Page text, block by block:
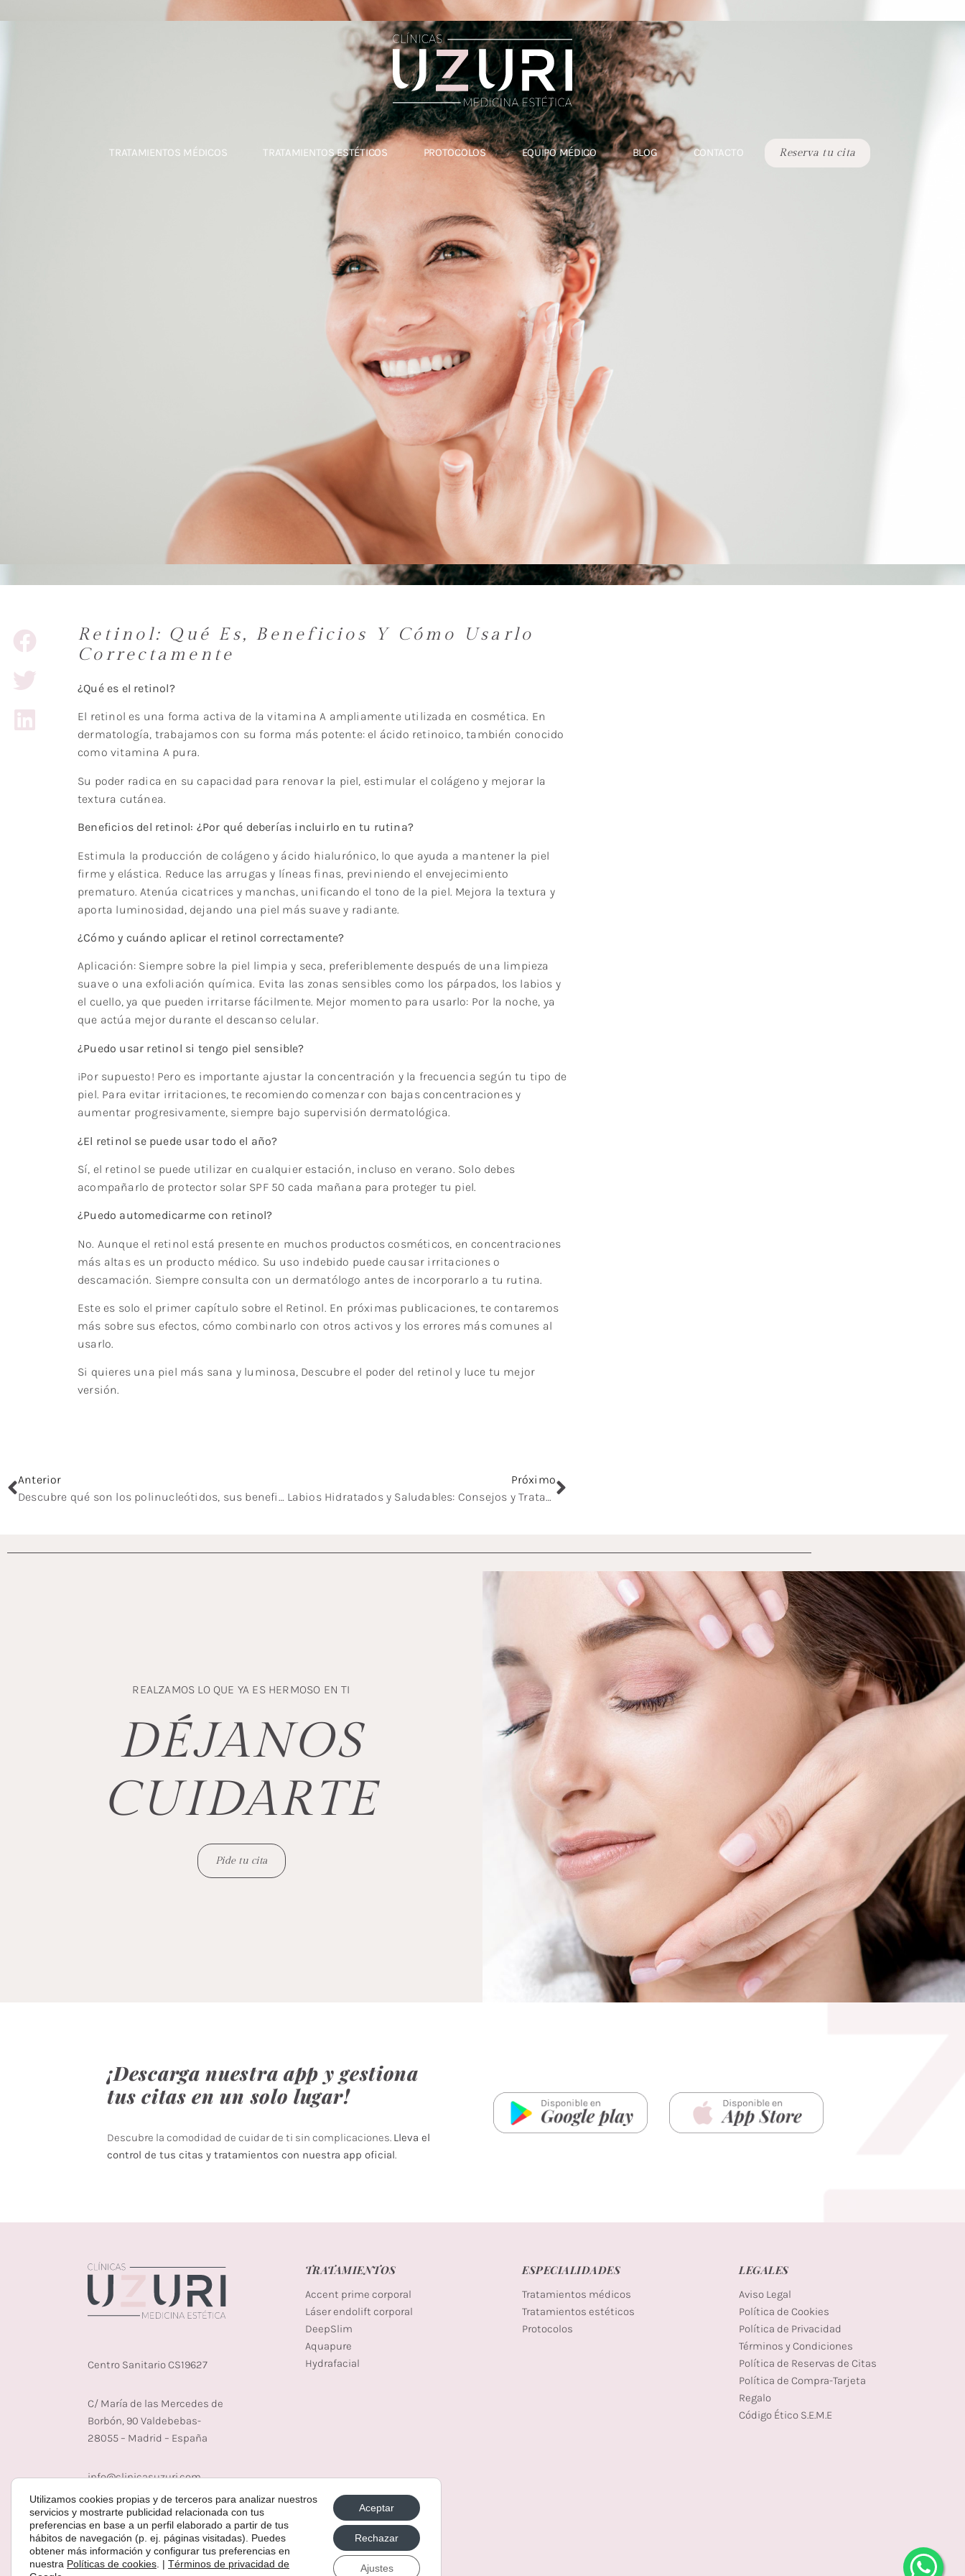
TRATAMIENTOS MÉDICOS TRATAMIENTOS ESTÉTICOS PROTOCOLOS EQUIPO MÉDICO BLOG CONTACTO Reserva tu cita
Retinol: Qué Es, Beneficios Y Cómo Usarlo
Correctamente
¿Qué es el retinol?
El retinol es una forma activa de la vitamina A ampliamente utilizada en cosmética. En
dermatología, trabajamos con su forma más potente: el ácido retinoico, también conocido
como vitamina A pura.
Su poder radica en su capacidad para renovar la piel, estimular el colágeno y mejorar la
textura cutánea.
Beneficios del retinol: ¿Por qué deberías incluirlo en tu rutina?
Estimula la producción de colágeno y ácido hialurónico, lo que ayuda a mantener la piel
firme y elástica. Reduce las arrugas y líneas finas, previniendo el envejecimiento
prematuro. Atenúa cicatrices y manchas, unificando el tono de la piel. Mejora la textura y
aporta luminosidad, dejando una piel más suave y radiante.
¿Cómo y cuándo aplicar el retinol correctamente?
Aplicación: Siempre sobre la piel limpia y seca, preferiblemente después de una limpieza
suave o una exfoliación química. Evita las zonas sensibles como los párpados, los labios y
el cuello, ya que pueden irritarse fácilmente. Mejor momento para usarlo: Por la noche, ya
que actúa mejor durante el descanso celular.
¿Puedo usar retinol si tengo piel sensible?
¡Por supuesto! Pero es importante ajustar la concentración y la frecuencia según tu tipo de
piel. Para evitar irritaciones, te recomiendo comenzar con bajas concentraciones y
aumentar progresivamente, siempre bajo supervisión dermatológica.
¿El retinol se puede usar todo el año?
Sí, el retinol se puede utilizar en cualquier estación, incluso en verano. Solo debes
acompañarlo de protector solar SPF 50 cada mañana para proteger tu piel.
¿Puedo automedicarme con retinol?
No. Aunque el retinol está presente en muchos productos cosméticos, en concentraciones
más altas es un producto médico. Su uso indebido puede causar irritaciones o
descamación. Siempre consulta con un dermatólogo antes de incorporarlo a tu rutina.
Este es solo el primer capítulo sobre el Retinol. En próximas publicaciones, te contaremos
más sobre sus efectos, cómo combinarlo con otros activos y los errores más comunes al
usarlo.
Si quieres una piel más sana y luminosa, Descubre el poder del retinol y luce tu mejor
versión.
Anterior
Descubre qué son los polinucleótidos, sus beneficios en la medicina estética y cómo este innovador tratamiento puede mejorar la calidad y regeneración de la piel.
Próximo
Labios Hidratados y Saludables: Consejos y Tratamientos con Ácido Hialurónico
REALZAMOS LO QUE YA ES HERMOSO EN TI
DÉJANOS
CUIDARTE
Pide tu cita
¡Descarga nuestra app y gestiona
tus citas en un solo lugar!
Descubre la comodidad de cuidar de ti sin complicaciones. Lleva el
control de tus citas y tratamientos con nuestra app oficial.
Centro Sanitario CS19627
C/ María de las Mercedes de
Borbón, 90 Valdebebas-
28055 – Madrid – España
info@clinicasuzuri.com
(+34) 722 61 31 52
(+34) 91 559 21 52
TRATAMIENTOS
Accent prime corporal
Láser endolift corporal
DeepSlim
Aquapure
Hydrafacial
ESPECIALIDADES
Tratamientos médicos
Tratamientos estéticos
Protocolos
LEGALES
Aviso Legal
Política de Cookies
Política de Privacidad
Términos y Condiciones
Política de Reservas de Citas
Política de Compra-Tarjeta
Regalo
Código Ético S.E.M.E
Utilizamos cookies propias y de terceros para analizar nuestros
servicios y mostrarte publicidad relacionada con tus
preferencias en base a un perfil elaborado a partir de tus
hábitos de navegación (p. ej. páginas visitadas). Puedes
obtener más información y configurar tus preferencias en
nuestra Políticas de cookies . | Términos de privacidad de
Aceptar
Rechazar
Ajustes